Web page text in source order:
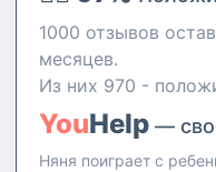
1000 отзывов
месяцев.
Из них 970 -
YouHelp —
Няня поиграет с